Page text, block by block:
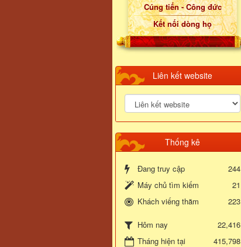
Cúng tiến - Công đức
Kết nối dòng họ
Liên kết website
Thống kê
Đang truy cập
244
Máy chủ tìm kiếm
21
Khách viếng thăm
223
Hôm nay
22,416
Tháng hiện tại
415,798